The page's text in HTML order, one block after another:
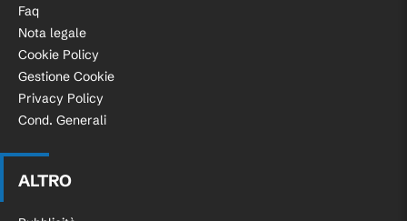
Faq
Nota legale
Cookie Policy
Gestione Cookie
Privacy Policy
Cond. Generali
ALTRO